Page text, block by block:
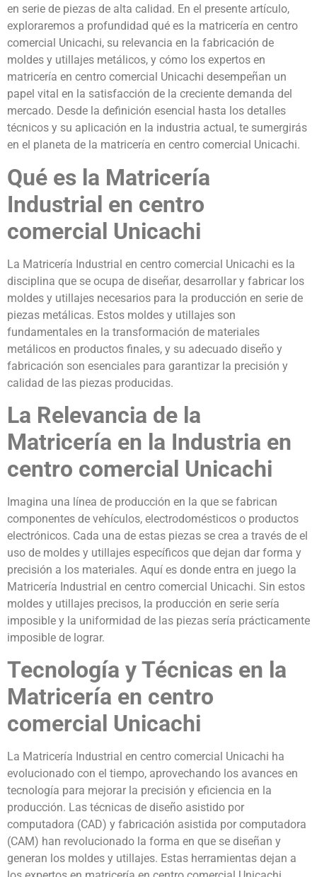
en serie de piezas de alta calidad. En el presente artículo,
exploraremos a profundidad qué es la matricería en centro
comercial Unicachi, su relevancia en la fabricación de
moldes y utillajes metálicos, y cómo los expertos en
matricería en centro comercial Unicachi desempeñan un
papel vital en la satisfacción de la creciente demanda del
mercado. Desde la definición esencial hasta los detalles
técnicos y su aplicación en la industria actual, te sumergirás
en el planeta de la matricería en centro comercial Unicachi.
Qué es la Matricería
Industrial en centro
comercial Unicachi
La Matricería Industrial en centro comercial Unicachi es la
disciplina que se ocupa de diseñar, desarrollar y fabricar los
moldes y utillajes necesarios para la producción en serie de
piezas metálicas. Estos moldes y utillajes son
fundamentales en la transformación de materiales
metálicos en productos finales, y su adecuado diseño y
fabricación son esenciales para garantizar la precisión y
calidad de las piezas producidas.
La Relevancia de la
Matricería en la Industria en
centro comercial Unicachi
Imagina una línea de producción en la que se fabrican
componentes de vehículos, electrodomésticos o productos
electrónicos. Cada una de estas piezas se crea a través de el
uso de moldes y utillajes específicos que dejan dar forma y
precisión a los materiales. Aquí es donde entra en juego la
Matricería Industrial en centro comercial Unicachi. Sin estos
moldes y utillajes precisos, la producción en serie sería
imposible y la uniformidad de las piezas sería prácticamente
imposible de lograr.
Tecnología y Técnicas en la
Matricería en centro
comercial Unicachi
La Matricería Industrial en centro comercial Unicachi ha
evolucionado con el tiempo, aprovechando los avances en
tecnología para mejorar la precisión y eficiencia en la
producción. Las técnicas de diseño asistido por
computadora (CAD) y fabricación asistida por computadora
(CAM) han revolucionado la forma en que se diseñan y
generan los moldes y utillajes. Estas herramientas dejan a